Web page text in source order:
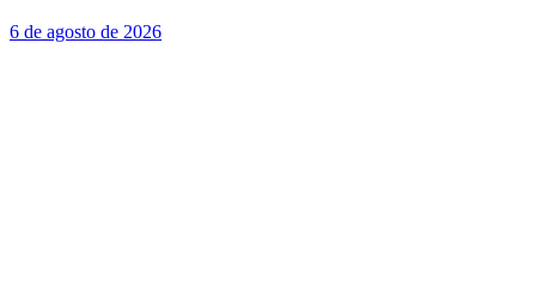
6 de agosto de 2026